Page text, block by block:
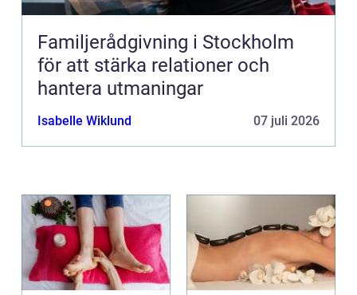
Familjerådgivning i Stockholm
för att stärka relationer och
hantera utmaningar
Isabelle Wiklund 07 juli 2026